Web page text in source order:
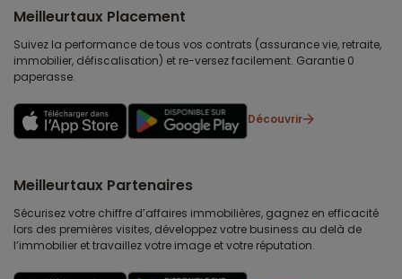
Meilleurtaux Placement
Suivez la performance de tous vos contrats (assurance vie, retraite,
immobilier, défiscalisation) et re-versez facilement. Garantie 0
paperasse.
Découvrir
Meilleurtaux Partenaires
Sécurisez votre chiffre d’affaires immobilières, gagnez en efficacité
lors des premières visites, développez votre business au delà de
l’immobilier et travaillez votre image et votre réputation.